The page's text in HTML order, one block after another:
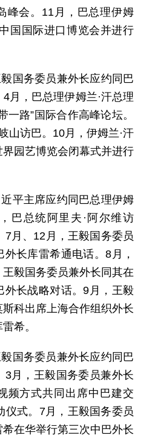
峰会。11月，巴总理伊姆
国国际进口博览会并进行
国务委员兼外长应约同巴
月，巴总理伊姆兰·汗总理
一路”国际合作高峰论坛。
山访巴。10月，伊姆兰·汗
园艺博览会闭幕式并进行
平主席应约同巴总理伊姆
巴总统阿里夫·阿尔维访
7月、12月，王毅国务委员
长库雷希通电话。8月，
毅国务委员兼外长同其在
外长战略对话。9月，王毅
科出席上海合作组织外长
希。
国务委员兼外长应约同巴
3月，王毅国务委员兼外长
频方式共同出席中巴建交
仪式。7月，王毅国务委员
在华举行第三次中巴外长